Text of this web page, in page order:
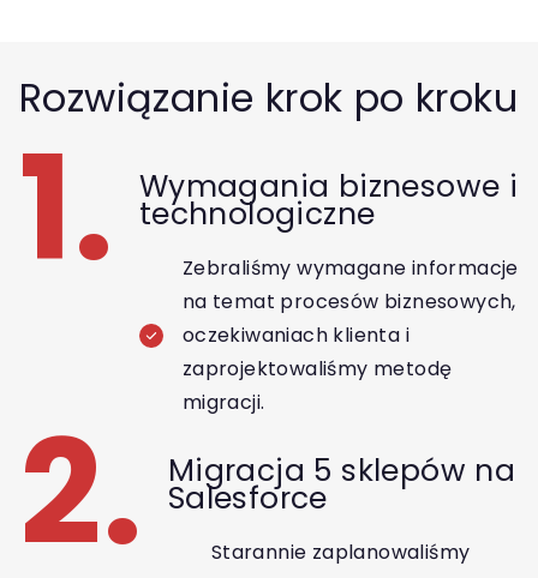
Rozwiązanie krok po kroku
1. Wymagania biznesowe i
technologiczne
Zebraliśmy wymagane informacje
na temat procesów biznesowych,
oczekiwaniach klienta i
zaprojektowaliśmy metodę
migracji.
2. Migracja 5 sklepów na
Salesforce
Starannie zaplanowaliśmy